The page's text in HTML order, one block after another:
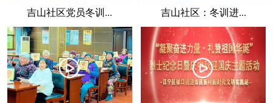
吉山社区党员冬训... 吉山社区：冬训进...
󰀛 󰀛